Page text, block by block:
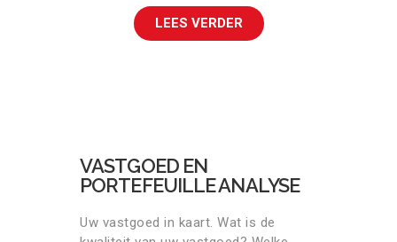
LEES VERDER
VASTGOED EN
PORTEFEUILLE ANALYSE
Uw vastgoed in kaart. Wat is de